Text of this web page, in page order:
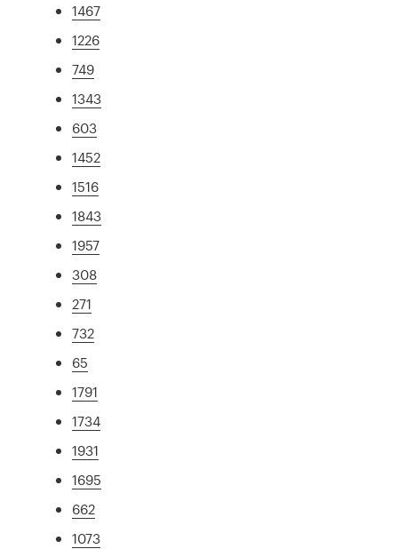
1467
1226
749
1343
603
1452
1516
1843
1957
308
271
732
65
1791
1734
1931
1695
662
1073